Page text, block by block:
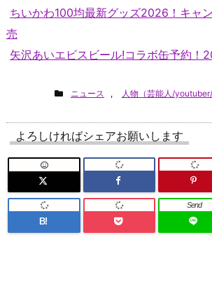
ちいかわ100均最新グッズ2026！キャ
売
矢沢あいエビスビール!コラボ缶予約！
ニュース , 人物（芸能人/
よろしければシェアお願いします
B!
Send